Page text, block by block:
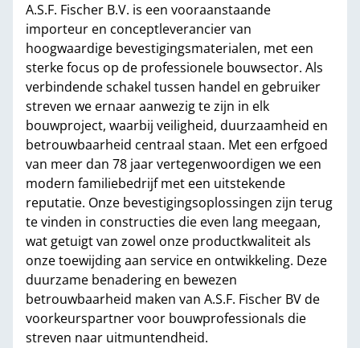
A.S.F. Fischer B.V. is een vooraanstaande
importeur en conceptleverancier van
hoogwaardige bevestigingsmaterialen, met een
sterke focus op de professionele bouwsector. Als
verbindende schakel tussen handel en gebruiker
streven we ernaar aanwezig te zijn in elk
bouwproject, waarbij veiligheid, duurzaamheid en
betrouwbaarheid centraal staan. Met een erfgoed
van meer dan 78 jaar vertegenwoordigen we een
modern familiebedrijf met een uitstekende
reputatie. Onze bevestigingsoplossingen zijn terug
te vinden in constructies die even lang meegaan,
wat getuigt van zowel onze productkwaliteit als
onze toewijding aan service en ontwikkeling. Deze
duurzame benadering en bewezen
betrouwbaarheid maken van A.S.F. Fischer BV de
voorkeurspartner voor bouwprofessionals die
streven naar uitmuntendheid.